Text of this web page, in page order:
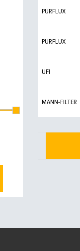
PURFLUX
PURFLUX
UFI
MANN-FILTER